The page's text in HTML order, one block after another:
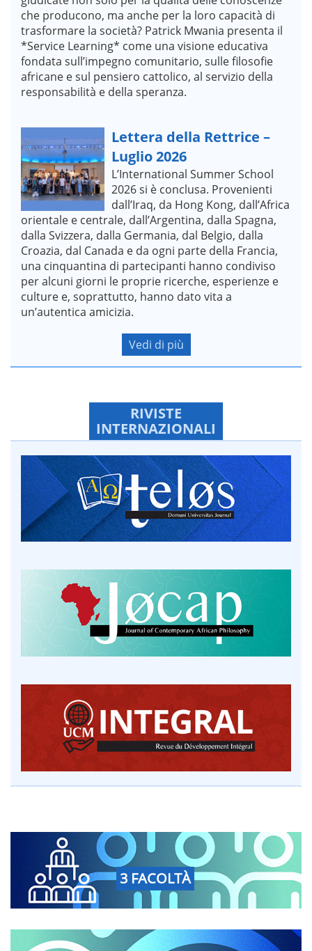
che producono, ma anche per la loro capacità di
trasformare la società? Patrick Mwania presenta il
*Service Learning* come una visione educativa
fondata sull’impegno comunitario, sulle filosofie
africane e sul pensiero cattolico, al servizio della
responsabilità e della speranza.
Lettera della Rettrice –
Luglio 2026
L’International Summer School
2026 si è conclusa. Provenienti
dall’Iraq, da Hong Kong, dall’Africa
orientale e centrale, dall’Argentina, dalla Spagna,
dalla Svizzera, dalla Germania, dal Belgio, dalla
Croazia, dal Canada e da ogni parte della Francia,
una cinquantina di partecipanti hanno condiviso
per alcuni giorni le proprie ricerche, esperienze e
culture e, soprattutto, hanno dato vita a
un’autentica amicizia.
Vedi di più
RIVISTE
INTERNAZIONALI
3 FACOLTÀ